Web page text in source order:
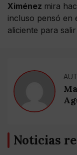
Ximénez mira
incluso pensó en
aliciente para
Noticias